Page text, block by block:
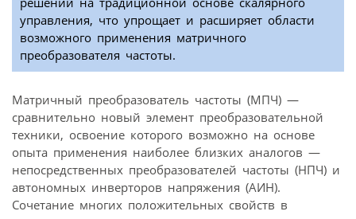
управления, что упрощает и расширяет области
возможного применения матричного
преобразователя частоты.
Матричный преобразователь частоты (МПЧ) —
сравнительно новый элемент преобразовательной
техники, освоение которого возможно на основе
опыта применения наиболее близких аналогов —
непосредственных преобразователей частоты (НПЧ) и
автономных инверторов напряжения (АИН).
Сочетание многих положительных свойств в